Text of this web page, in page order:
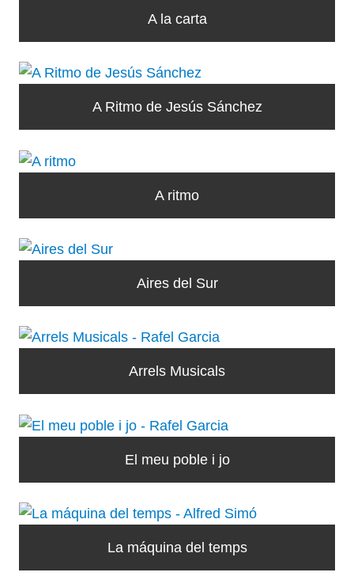
A la carta
A Ritmo de Jesús Sánchez
A ritmo
Aires del Sur
Arrels Musicals
El meu poble i jo
La máquina del temps